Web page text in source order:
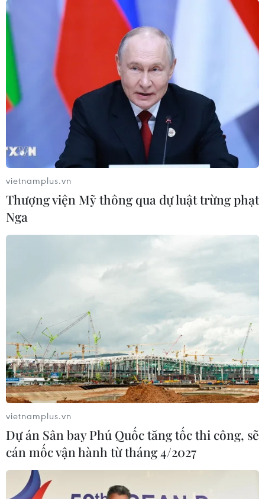
vietnamplus.vn
Thượng viện Mỹ thông qua dự luật trừng phạt
Nga
vietnamplus.vn
Dự án Sân bay Phú Quốc tăng tốc thi công, sẽ
cán mốc vận hành từ tháng 4/2027